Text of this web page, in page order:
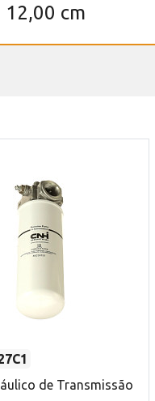
12,00 cm
de Transmissão